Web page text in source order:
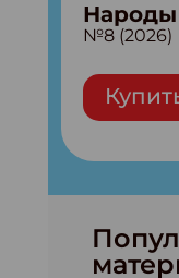
Народы
№8 (2026)